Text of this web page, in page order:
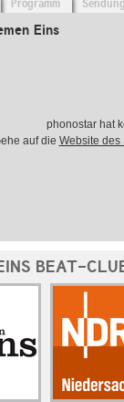
Programm
Eins
phonostar hat
auf die Website des
BEAT-